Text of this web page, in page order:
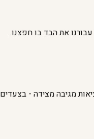
את הבד בו חפצנו.
מגיבה מצידה - בצעדים